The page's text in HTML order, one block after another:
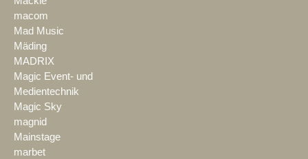
macom
Mad Music
Mäding
MADRIX
Magic Event- und
Medientechnik
Magic Sky
magnid
Mainstage
marbet